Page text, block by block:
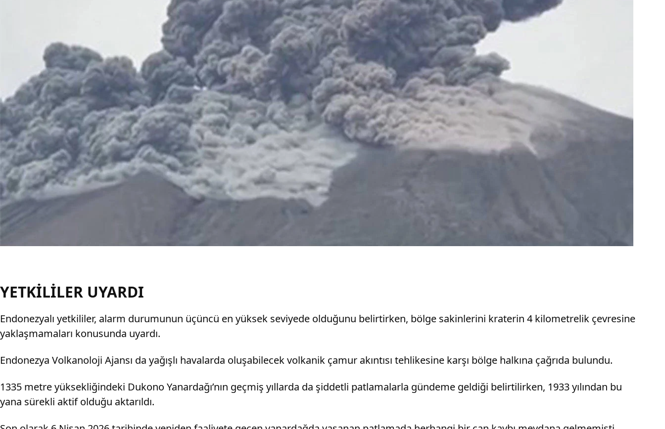
YETKİLİLER UYARDI
Endonezyalı yetkililer, alarm durumunun üçüncü en yüksek seviyede olduğunu belirtirken, bölge sakinlerini kraterin 4 kilometrelik çevresine
yaklaşmamaları konusunda uyardı.
Endonezya Volkanoloji Ajansı da yağışlı havalarda oluşabilecek volkanik çamur akıntısı tehlikesine karşı bölge halkına çağrıda bulundu.
1335 metre yüksekliğindeki Dukono Yanardağı’nın geçmiş yıllarda da şiddetli patlamalarla gündeme geldiği belirtilirken, 1933 yılından bu
yana sürekli aktif olduğu aktarıldı.